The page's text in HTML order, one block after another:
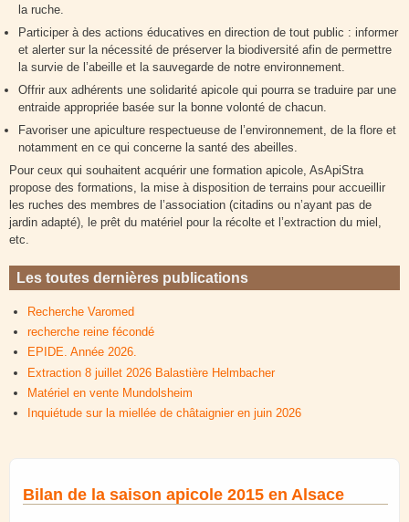
la ruche.
Participer à des actions éducatives en direction de tout public : informer
et alerter sur la nécessité de préserver la biodiversité afin de permettre
la survie de l’abeille et la sauvegarde de notre environnement.
Offrir aux adhérents une solidarité apicole qui pourra se traduire par une
entraide appropriée basée sur la bonne volonté de chacun.
Favoriser une apiculture respectueuse de l’environnement, de la flore et
notamment en ce qui concerne la santé des abeilles.
Pour ceux qui souhaitent acquérir une formation apicole, AsApiStra
propose des formations, la mise à disposition de terrains pour accueillir
les ruches des membres de l’association (citadins ou n’ayant pas de
jardin adapté), le prêt du matériel pour la récolte et l’extraction du miel,
etc.
Les toutes dernières publications
Recherche Varomed
recherche reine fécondé
EPIDE. Année 2026.
Extraction 8 juillet 2026 Balastière Helmbacher
Matériel en vente Mundolsheim
Inquiétude sur la miellée de châtaignier en juin 2026
Bilan de la saison apicole 2015 en Alsace